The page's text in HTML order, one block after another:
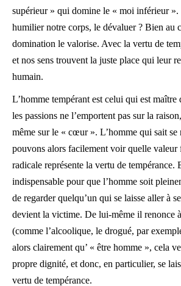
supérieur » qui domine le « moi inférieur ».
humilier notre corps, le dévaluer ? Bien au
domination le valorise. Avec la vertu de
et nos sens trouvent la juste place qui leur
humain.
L’homme tempérant est celui qui est
les passions ne l’emportent pas sur la
même sur le « cœur ». L’homme qui sait
pouvons alors facilement voir quelle valeur
radicale représente la vertu de tempérance.
indispensable pour que l’homme soit
de regarder quelqu’un qui se laisse aller à
devient la victime. De lui-même il renonce à
(comme l’alcoolique, le drogué, par
alors clairement qu’ « être homme », cela
propre dignité, et donc, en particulier, se
vertu de tempérance.